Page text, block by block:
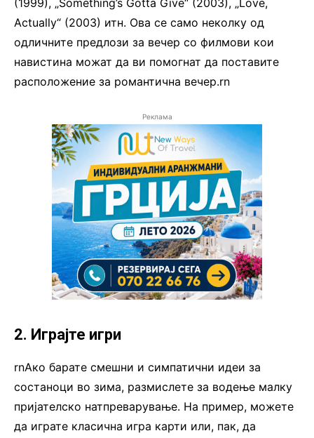
(1999), „Something’s Gotta Give“ (2003), „Love,
Actually“ (2003) итн. Ова се само неколку од
одличните предлози за вечер со филмови кои
навистина можат да ви помогнат да поставите
расположение за романтична вечер.rn
Реклама
2. Играјте игри
rnАко барате смешни и симпатични идеи за
состаноци во зима, размислете за водење малку
пријателско натпреварување. На пример, можете
да играте класична игра карти или, пак, да